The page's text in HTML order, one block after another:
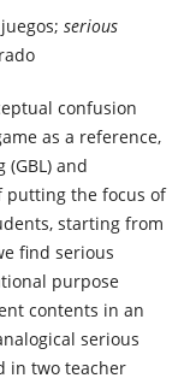
serious
confusion
as a reference,
and
putting the focus of
starting from
find serious
purpose
contents in an
serious
in two teacher